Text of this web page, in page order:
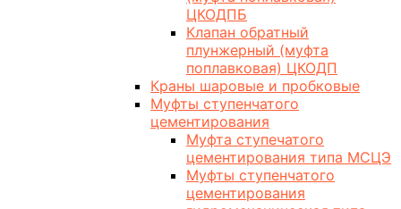
ЦКОДПБ
Клапан обратный
плунжерный (муфта
поплавковая) ЦКОДП
Краны шаровые и пробковые
Муфты ступенчатого
цементирования
Муфта ступечатого
цементирования типа МСЦЭ
Муфты ступенчатого
цементирования